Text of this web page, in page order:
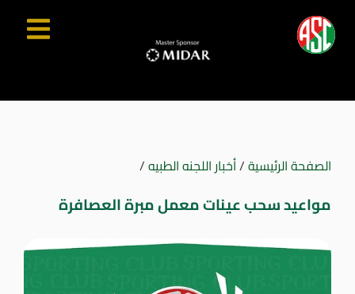
الصفحة الرئيسية/أخبار اللجنه الطبيه/
مواعيد سحب عينات معمل مبرة العصافرة